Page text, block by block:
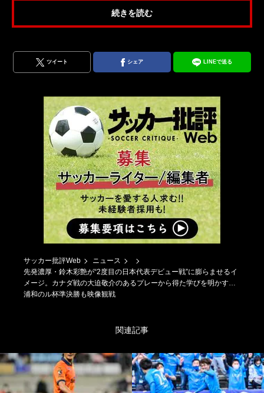
続きを読む
ツイート シェア LINEで送る
サッカー批評Web
ニュース
先発濃厚・鈴木彩艶が“2度目の日本代表デビュー戦”に膨らませるイ
メージ。カナダ戦の大迫敬介のあるプレーから得た学びを明かす…
浦和のル杯準決勝も映像観戦
関連記事